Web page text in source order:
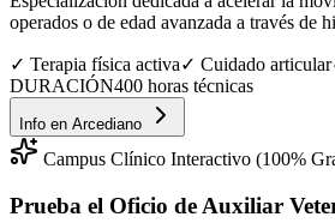
operados o de edad avanzada a través de
✓ Terapia física activa✓ Cuidado articular
DURACIÓN400 horas técnicas
Info en Arcediano
Campus Clínico Interactivo (100%
Prueba el Oficio de Auxiliar